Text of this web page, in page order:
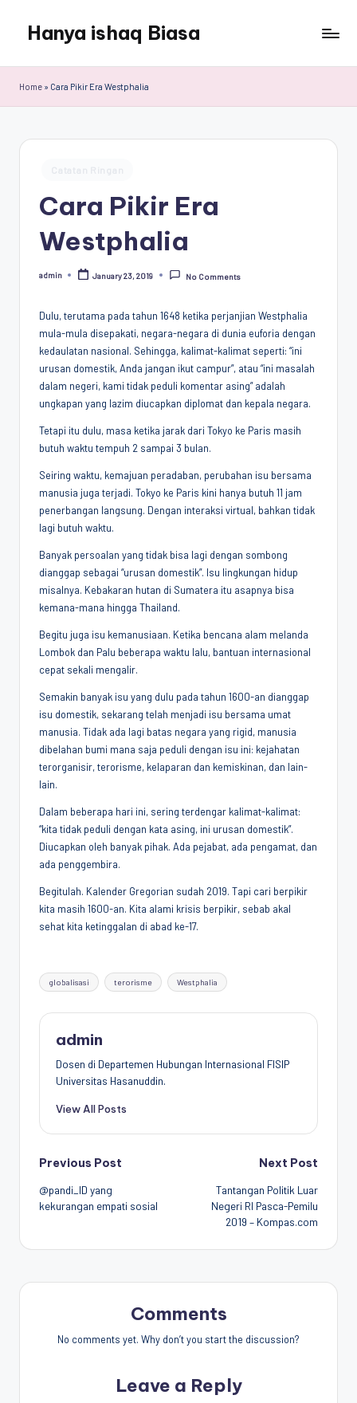
content
Hanya ishaq Biasa
Humas
Center
Peace,
and
(CPCD)
Universitas
Hasanuddin,
Penggiat
Komunitas
Akademik
Diplomasi
Kota
Home » Cara Pikir Era Westphalia
Cara Pikir Era
Westphalia
Posted
admin January 23, 2019 No Comments
Dulu, terutama pada tahun 1648 ketika perjanjian Westphalia
mula-mula disepakati, negara-negara di dunia euforia dengan
kedaulatan nasional. Sehingga, kalimat-kalimat seperti: “ini
urusan domestik, Anda jangan ikut campur”, atau “ini masalah
dalam negeri, kami tidak peduli komentar asing” adalah
ungkapan yang lazim diucapkan diplomat dan kepala negara.
Tetapi itu dulu, masa ketika jarak dari Tokyo ke Paris masih
butuh waktu tempuh 2 sampai 3 bulan.
Seiring waktu, kemajuan peradaban, perubahan isu bersama
manusia juga terjadi. Tokyo ke Paris kini hanya butuh 11 jam
penerbangan langsung. Dengan interaksi virtual, bahkan tidak
lagi butuh waktu.
Banyak persoalan yang tidak bisa lagi dengan sombong
dianggap sebagai “urusan domestik”. Isu lingkungan hidup
misalnya. Kebakaran hutan di Sumatera itu asapnya bisa
kemana-mana hingga Thailand.
Begitu juga isu kemanusiaan. Ketika bencana alam melanda
Lombok dan Palu beberapa waktu lalu, bantuan internasional
cepat sekali mengalir.
Semakin banyak isu yang dulu pada tahun 1600-an dianggap
isu domestik, sekarang telah menjadi isu bersama umat
manusia. Tidak ada lagi batas negara yang rigid, manusia
dibelahan bumi mana saja peduli dengan isu ini: kejahatan
terorganisir, terorisme, kelaparan dan kemiskinan, dan lain-
lain.
Dalam beberapa hari ini, sering terdengar kalimat-kalimat:
“kita tidak peduli dengan kata asing, ini urusan domestik”.
Diucapkan oleh banyak pihak. Ada pejabat, ada pengamat, dan
ada penggembira.
Begitulah. Kalender Gregorian sudah 2019. Tapi cari berpikir
kita masih 1600-an. Kita alami krisis berpikir, sebab akal
sehat kita ketinggalan di abad ke-17.
Tags:
globalisasi terorisme Westphalia
admin
Dosen di Departemen Hubungan Internasional FISIP
Universitas Hasanuddin.
View All Posts
Post
navigation
Previous Post
@pandi_ID yang
kekurangan empati sosial
Next Post
Tantangan Politik Luar
Negeri RI Pasca-Pemilu
2019 – Kompas.com
Comments
No comments yet. Why don’t you start the discussion?
Leave a Reply